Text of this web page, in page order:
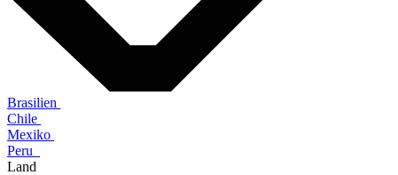
Brasilien
Chile
Mexiko
Peru
Land